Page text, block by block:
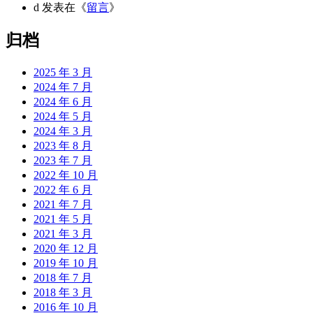
d 发表在《留言》
归档
2025 年 3 月
2024 年 7 月
2024 年 6 月
2024 年 5 月
2024 年 3 月
2023 年 8 月
2023 年 7 月
2022 年 10 月
2022 年 6 月
2021 年 7 月
2021 年 5 月
2021 年 3 月
2020 年 12 月
2019 年 10 月
2018 年 7 月
2018 年 3 月
2016 年 10 月